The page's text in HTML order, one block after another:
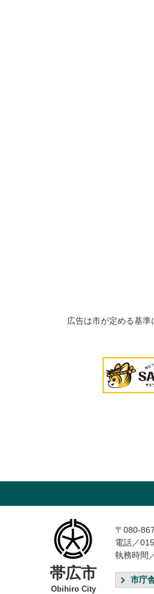
広告は市が定める基
帯広市
Obihiro City
〒080-
電話／
執務時間
市庁